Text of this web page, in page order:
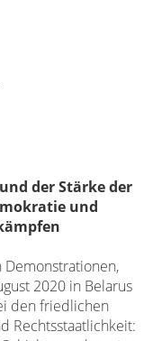
der Stärke der
und
2020 in Belarus
den friedlichen
Rechtsstaatlichkeit: